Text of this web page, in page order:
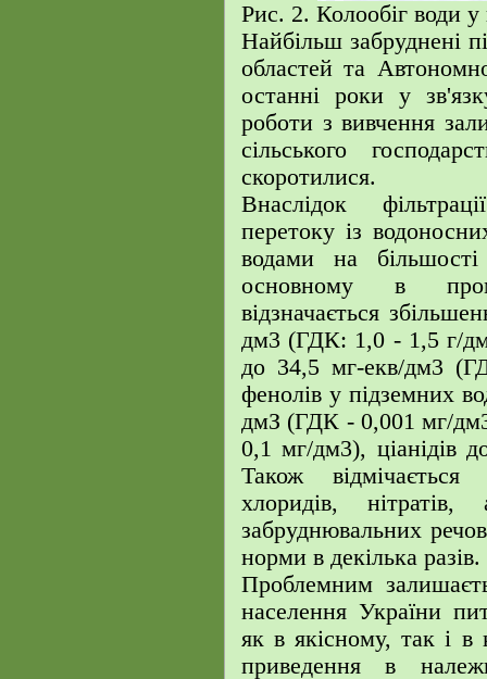
Рис. 2. Колообіг води у
Найбільш забруднені
областей та
останні роки у
роботи з вивчення
сільського
скоротилися.
Внаслідок
перетоку із
водами на
основному в
відзначається
дм3 (ГДК: 1,0 - 1,5 г/
до 34,5 мг-екв/дм3
фенолів у підземних
дмЗ (ГДК - 0,001 мг/
0,1 мг/дм3),
Також
хлоридів,
забруднювальних
норми в декілька разів.
Проблемним
населення України
як в якісному, так і в
приведення в